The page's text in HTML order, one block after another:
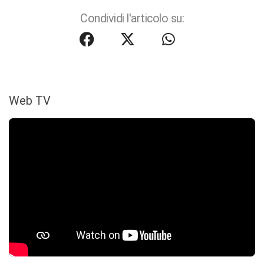
Condividi l'articolo su:
Web TV